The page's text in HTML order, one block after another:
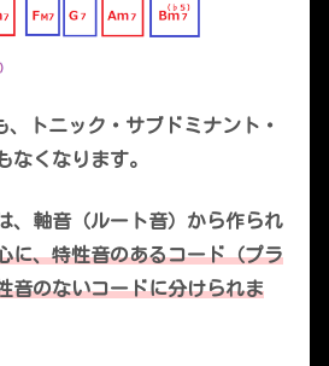
トニック・サブドミナント・
なくなります。
、軸音（ルート音）から作られ
に、特性音のあるコード（プラ
音のないコードに分けられま